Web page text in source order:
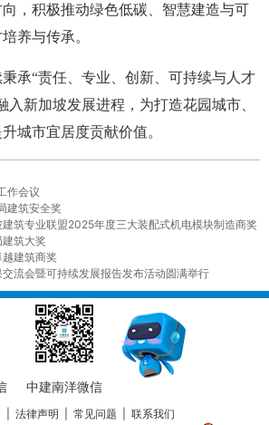
，积极推动绿色低碳、智慧建造与可
养与传承。
“责任、专业、创新、可持续与人才
入新加坡发展进程，为打造花园城市、
城市宜居度贡献价值。
作会议
建筑安全奖
筑专业联盟2025年度三大装配式机电模块制造商奖
筑大奖
建筑商奖
流会暨可持续发展报告发布活动圆满举行
中建南洋微信
法律声明 常见问题 联系我们